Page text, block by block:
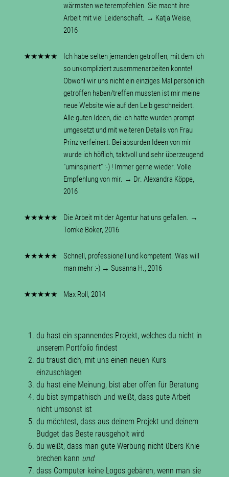
wärmsten weiterempfehlen. Sie macht ihre
Arbeit mit viel Leidenschaft. → Katja Weise,
2016
★★★★★
Ich habe selten jemanden getroffen, mit dem ich
so unkompliziert zusammenarbeiten konnte!
Obwohl wir uns nicht ein einziges Mal persönlich
getroffen haben/treffen mussten ist mir meine
neue Website wie auf den Leib geschneidert.
Alle guten Ideen, die ich hatte wurden prompt
umgesetzt und mit weiteren Details von Frau
Prinz verfeinert. Bei absurden Ideen von mir
wurde ich höflich, taktvoll und sehr überzeugend
"uminspiriert" :-) ! Immer gerne wieder. Volle
Empfehlung von mir. → Dr. Alexandra Köppe,
2016
★★★★★
Die Arbeit mit der Agentur hat uns gefallen. →
Tomke Böker, 2016
★★★★★
Schnell, professionell und kompetent. Was will
man mehr :-) → Susanna H., 2016
★★★★★ Max Roll, 2014
du hast ein spannendes Projekt, welches du nicht in
unserem Portfolio findest
du traust dich, mit uns einen neuen Kurs
einzuschlagen
du hast eine Meinung, bist aber offen für Beratung
du bist sympathisch und weißt, dass gute Arbeit
nicht umsonst ist
du möchtest, dass aus deinem Projekt und deinem
Budget das Beste rausgeholt wird
du weißt, dass man gute Werbung nicht übers Knie
brechen kann und
dass Computer keine Logos gebären, wenn man sie